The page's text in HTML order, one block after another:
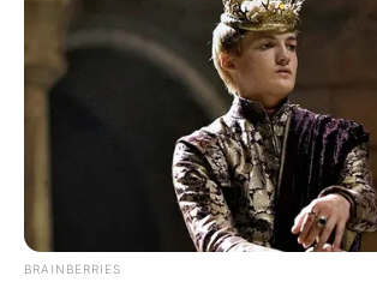
BRAINBERRIES